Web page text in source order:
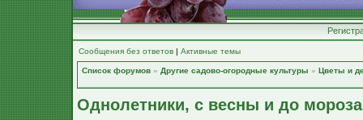
Сообщения без ответов | Активные темы
Список форумов » Другие садово-огородные культуры » Цветы и
Однолетники, с весны и до